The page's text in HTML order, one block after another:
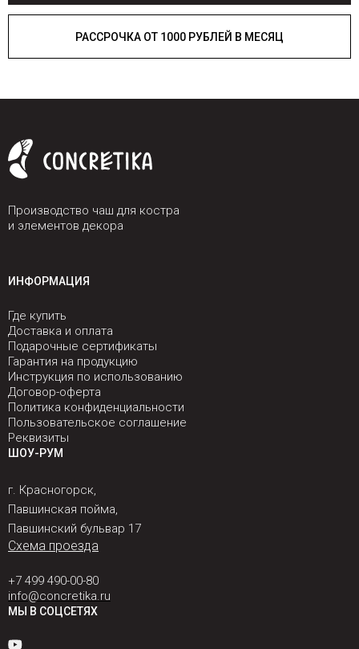
РАССРОЧКА ОТ 1000 РУБЛЕЙ В МЕСЯЦ
Производство чаш для костра
и элементов декора
ИНФОРМАЦИЯ
Где купить
Доставка и оплата
Подарочные сертификаты
Гарантия на продукцию
Инструкция по использованию
Договор-оферта
Политика конфиденциальности
Пользовательское соглашение
Реквизиты
ШОУ-РУМ
г. Красногорск,
Павшинская пойма,
Павшинский бульвар 17
Схема проезда
+7 499 490-00-80
info@concretika.ru
МЫ В СОЦСЕТЯХ